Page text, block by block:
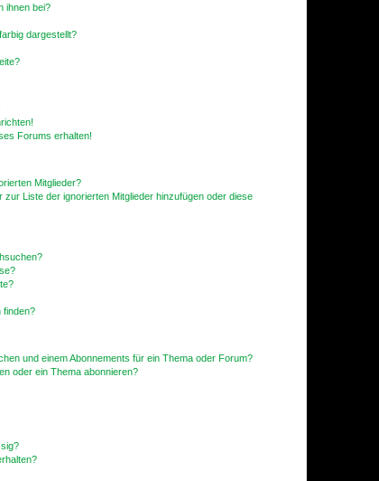
ihnen bei?
dargestellt?
Forums erhalten!
Mitglieder?
Liste der ignorierten Mitglieder hinzufügen oder diese
finden?
und einem Abonnements für ein Thema oder Forum?
oder ein Thema abonnieren?